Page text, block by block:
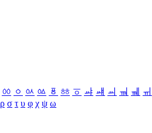
ㆀ ㆁ ㆂ ㆃ ㆄ ㆅ ㆆ ㆇ ㆈ ㆉ ㆊ ㆋ ㆌ
ρ σ τ υ φ χ ψ ω